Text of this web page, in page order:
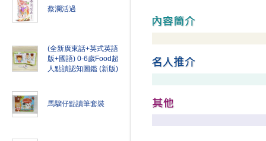
蔡瀾活過
(全新廣東話+英式英語
版+國語) 0-6歲Food超
人點讀認知圖鑑 (新版)
馬騮仔點讀筆套裝